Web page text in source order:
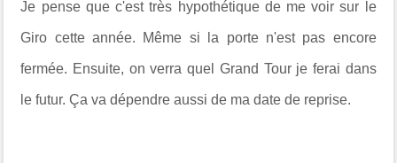
Je pense que c'est très hypothétique de me voir sur le
Giro cette année. Même si la porte n'est pas encore
fermée. Ensuite, on verra quel Grand Tour je ferai dans
le futur. Ça va dépendre aussi de ma date de reprise.